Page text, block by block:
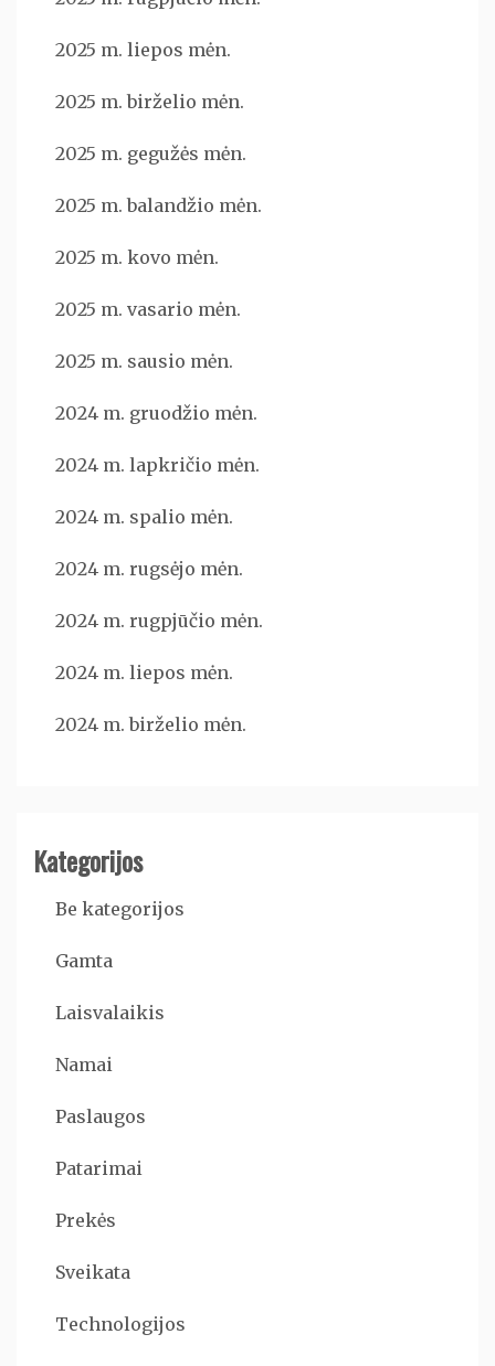
2025 m. liepos mėn.
2025 m. birželio mėn.
2025 m. gegužės mėn.
2025 m. balandžio mėn.
2025 m. kovo mėn.
2025 m. vasario mėn.
2025 m. sausio mėn.
2024 m. gruodžio mėn.
2024 m. lapkričio mėn.
2024 m. spalio mėn.
2024 m. rugsėjo mėn.
2024 m. rugpjūčio mėn.
2024 m. liepos mėn.
2024 m. birželio mėn.
Kategorijos
Be kategorijos
Gamta
Laisvalaikis
Namai
Paslaugos
Patarimai
Prekės
Sveikata
Technologijos